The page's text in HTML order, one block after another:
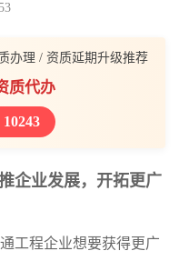
办理 / 资质延期升级推荐
质代办
企业发展，开拓更广
工程企业想要获得更广